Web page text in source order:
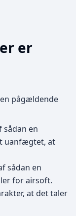
er
pågældende
sådan en
uanfægtet, at
sådan en
for airsoft.
at det taler